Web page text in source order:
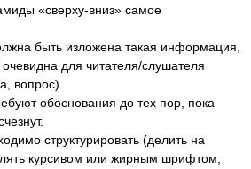
«сверху-вниз» самое
быть изложена такая информация,
очевидна для читателя/слушателя
вопрос).
обоснования до тех пор, пока
структурировать (делить на
курсивом или жирным шрифтом,